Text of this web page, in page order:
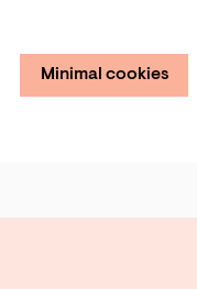
Minimal cookies